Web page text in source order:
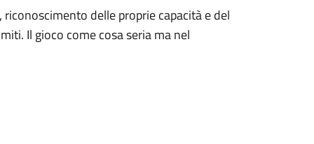
delle proprie capacità e del
Il gioco come cosa seria ma nel